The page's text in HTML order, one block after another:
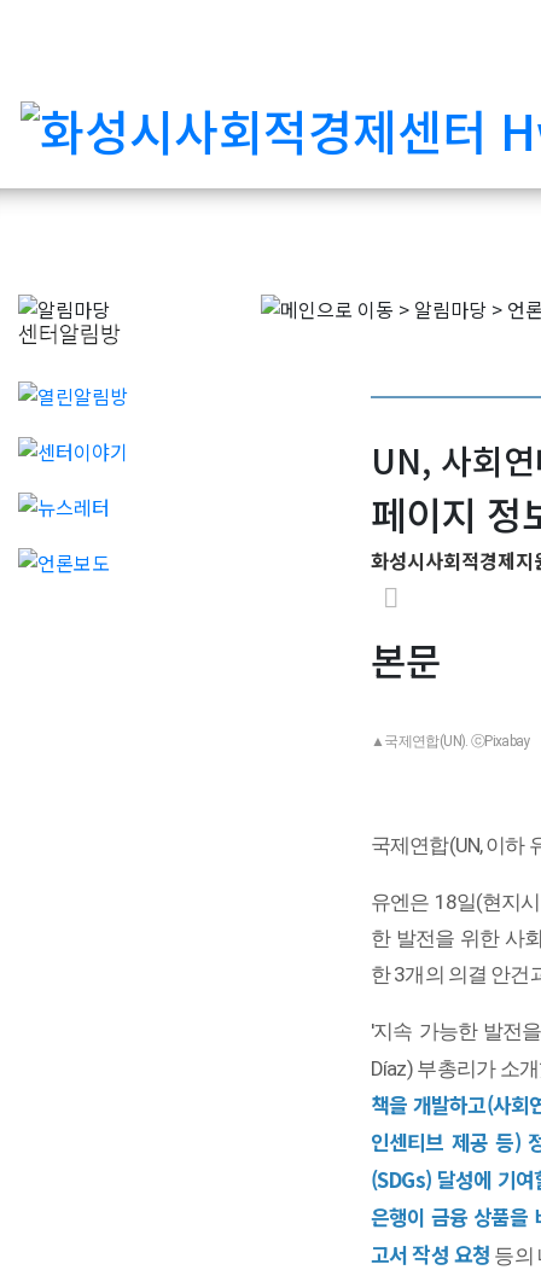
UN, 사회
페이지 정
화성시사회적경제지
본문
▲국제연합(UN). ⓒPixabay
국제연합(UN, 이하
유엔은 18일(현지
한 발전을 위한 사
한 3개의 의결 안건
'지속 가능한 발전
Díaz) 부총리가 소
책을 개발하고(사회
인센티브 제공 등)
(SDGs) 달성에 기
은행이 금융 상품을
고서 작성 요청 등의